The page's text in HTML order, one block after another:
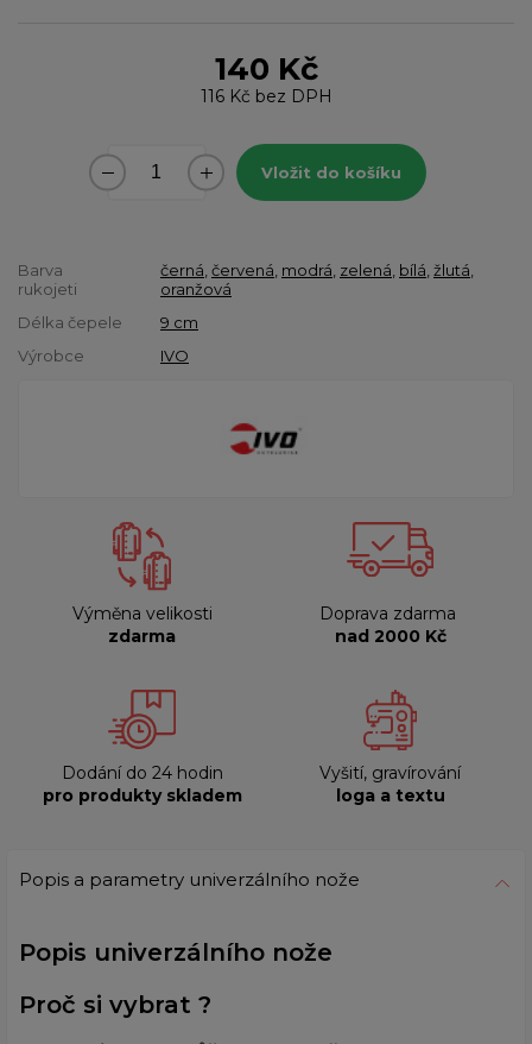
140 Kč
116 Kč bez DPH
Vložit do košíku
Barva
rukojeti
černá červená modrá zelená bílá žlutá
oranžová
Délka čepele
9 cm
Výrobce
IVO
Výměna velikosti
zdarma
Doprava zdarma
nad 2000 Kč
Dodání do 24 hodin
pro produkty skladem
Vyšití, gravírování
loga a textu
Popis a parametry univerzálního nože
Popis univerzálního nože
Proč si vybrat ?